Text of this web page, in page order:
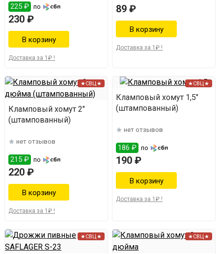
225 ₽ по
230 ₽
Доставка за 1₽ !
89 ₽
Доставка за 1₽ !
★СВЦ★
Кламповый хомут 2"
(штампованный)
нет отзывов
215 ₽ по
220 ₽
Доставка за 1₽ !
★СВЦ★
Кламповый хомут 1,5"
(штампованный)
нет отзывов
186 ₽ по
190 ₽
Доставка за 1₽ !
★СВЦ★ ★СВЦ★